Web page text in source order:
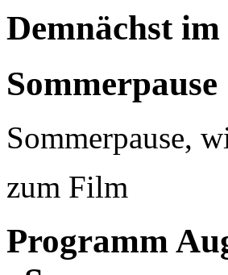
Demnächst
Sommerpause
Sommerpause,
zum Film
Programm